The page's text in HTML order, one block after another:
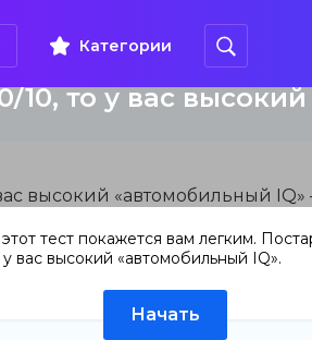
Категории
10, то у вас
тест покажется вам легким.
вас высокий «автомобильный IQ».
Начать